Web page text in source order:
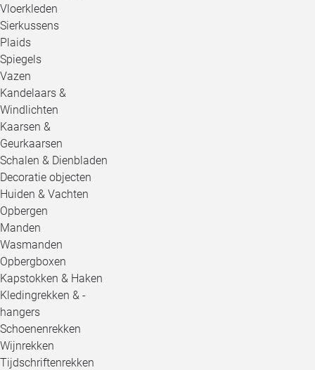
Vloerkleden
Sierkussens
Plaids
Spiegels
Vazen
Kandelaars &
Windlichten
Kaarsen &
Geurkaarsen
Schalen & Dienbladen
Decoratie objecten
Huiden & Vachten
Opbergen
Manden
Wasmanden
Opbergboxen
Kapstokken & Haken
Kledingrekken & -
hangers
Schoenenrekken
Wijnrekken
Tijdschriftenrekken